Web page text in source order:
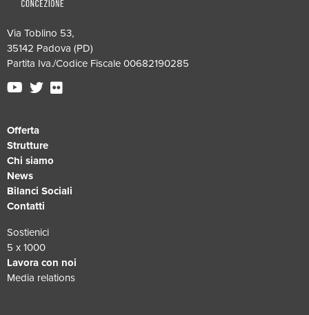
Via Toblino 53,
35142 Padova (PD)
Partita Iva./Codice Fiscale 00682190285
Offerta
Strutture
Chi siamo
News
Bilanci Sociali
Contatti
Sostienici
5 x 1000
Lavora con noi
Media relations